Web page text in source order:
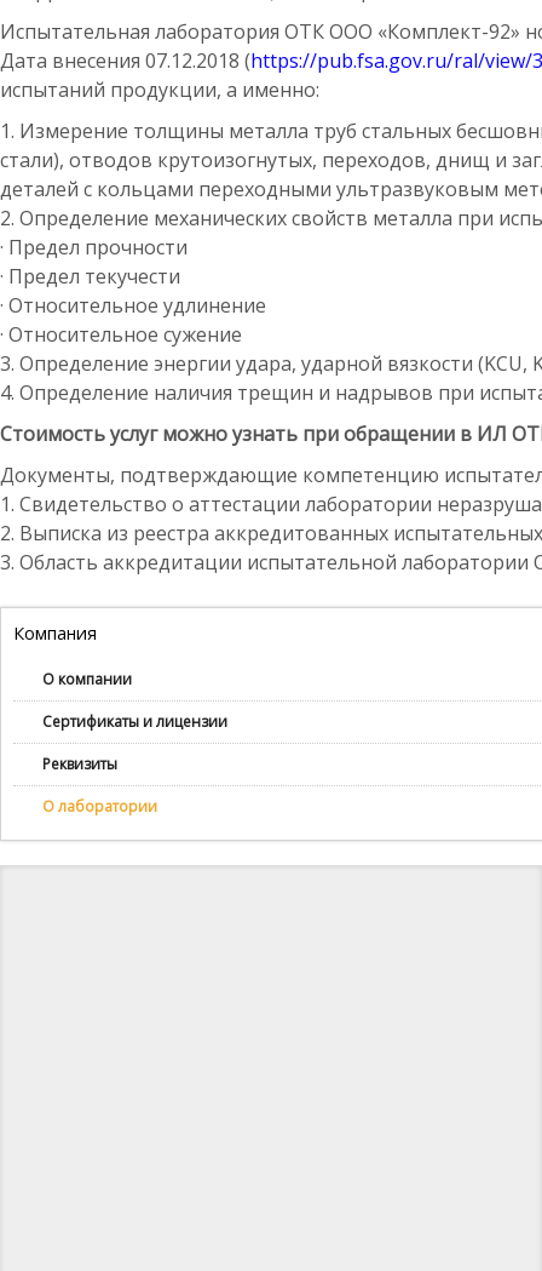
Испытательная лаборатория ОТК ООО «Комплект-92»
Дата внесения 07.12.2018 (https://pub.fsa.gov.ru/ral/view/
испытаний продукции, а именно:
1. Измерение толщины металла труб стальных
стали), отводов крутоизогнутых, переходов, днищ и
деталей с кольцами переходными ультразвуковым
2. Определение механических свойств металла при
· Предел прочности
· Предел текучести
· Относительное удлинение
· Относительное сужение
3. Определение энергии удара, ударной вязкости (KCU,
4. Определение наличия трещин и надрывов при
Стоимость услуг можно узнать при обращении в ИЛ
Документы, подтверждающие компетенцию
1. Свидетельство о аттестации лаборатории
2. Выписка из реестра аккредитованных
3. Область аккредитации испытательной
Компания
О компании
Сертификаты и лицензии
Реквизиты
О лаборатории